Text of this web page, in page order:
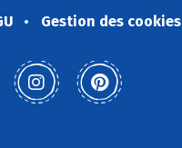
Gestion des cookies